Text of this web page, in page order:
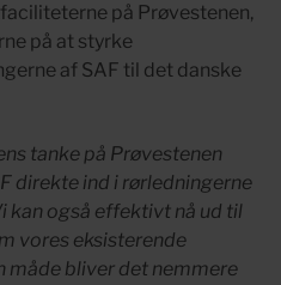
på Prøvestenen,
på at styrke
af SAF til det danske
tanke på Prøvestenen
direkte ind i rørledningerne
kan også effektivt nå ud til
vores eksisterende
måde bliver det nemmere